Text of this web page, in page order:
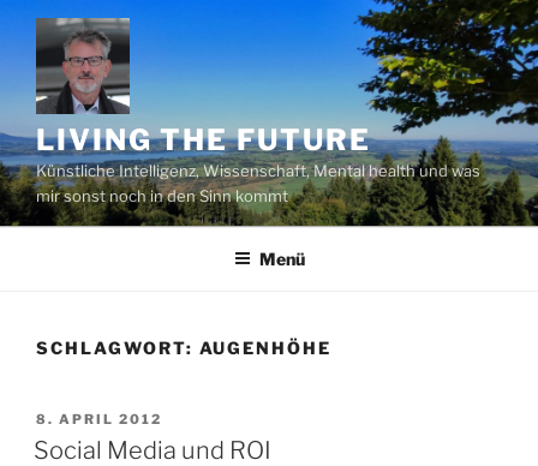
Zum
Inhalt
springen
LIVING THE FUTURE
Künstliche Intelligenz, Wissenschaft, Mental health und was
mir sonst noch in den Sinn kommt
Menü
SCHLAGWORT: AUGENHÖHE
VERÖFFENTLICHT
AM
8. APRIL 2012
Social Media und ROI